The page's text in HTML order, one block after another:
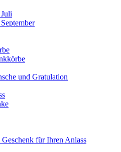
und Gratulation
Geschenk für Ihren Anlass